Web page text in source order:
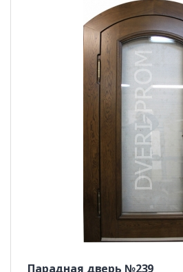
Парадная дверь №239